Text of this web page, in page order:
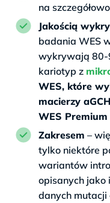
na
Jakością
badania WES
wykrywają 80-
kariotyp z
WES, które
macierzy
WES Premium
Zakresem –
tylko niektóre
wariantów
opisanych jako
danych mutacji